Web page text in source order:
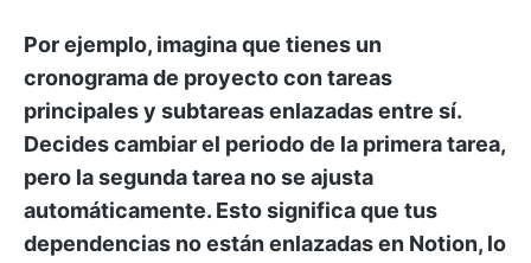
Por ejemplo, imagina que tienes un
cronograma de proyecto con tareas
principales y subtareas enlazadas entre sí.
Decides cambiar el periodo de la primera tarea,
pero la segunda tarea no se ajusta
automáticamente. Esto significa que tus
dependencias no están enlazadas en Notion, lo